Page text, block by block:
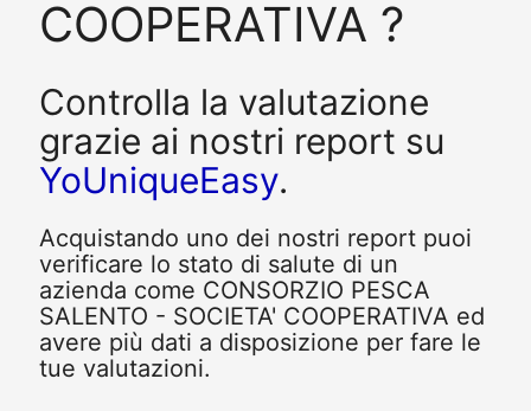
COOPERATIVA ?
Controlla la valutazione
grazie ai nostri report su
YoUniqueEasy.
Acquistando uno dei nostri report puoi
verificare lo stato di salute di un
azienda come CONSORZIO PESCA
SALENTO - SOCIETA' COOPERATIVA ed
avere più dati a disposizione per fare le
tue valutazioni.